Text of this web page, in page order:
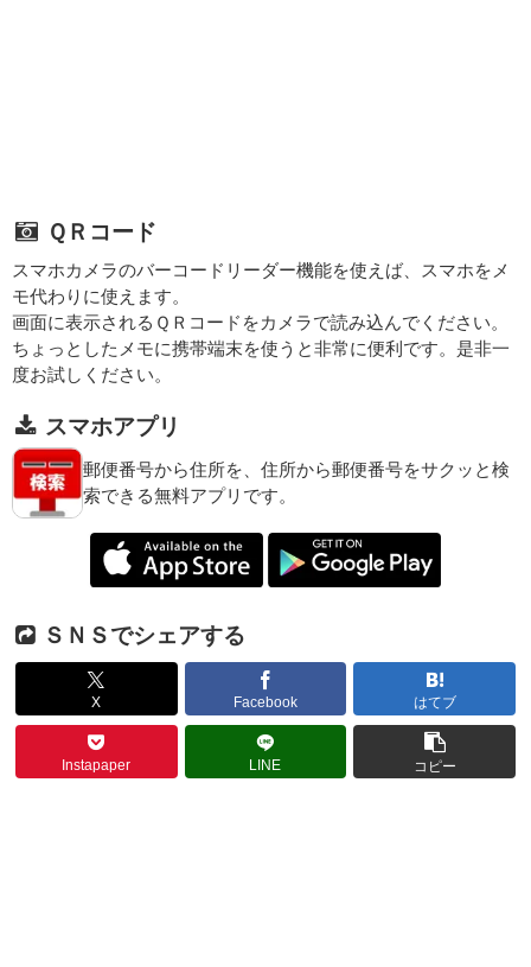
ＱＲコード
スマホカメラのバーコードリーダー機能を使えば、スマホをメ
モ代わりに使えます。
画面に表示されるＱＲコードをカメラで読み込んでください。
ちょっとしたメモに携帯端末を使うと非常に便利です。是非一
度お試しください。
スマホアプリ
郵便番号から住所を、住所から郵便番号をサクッと検
索できる無料アプリです。
ＳＮＳでシェアする
X Facebook はてブ
Instapaper LINE コピー